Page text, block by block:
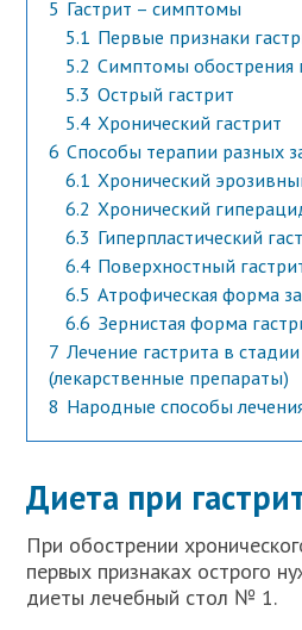
5 Гастрит – симптомы
5.1 Первые признаки
5.2 Симптомы обострения
5.3 Острый гастрит
5.4 Хронический гастрит
6 Способы терапии разных
6.1 Хронический
6.2 Хронический
6.3 Гиперпластический
6.4 Поверхностный
6.5 Атрофическая форма
6.6 Зернистая форма
7 Лечение гастрита в
(лекарственные препараты)
8 Народные способы
Диета при
При обострении
первых признаках острого
диеты лечебный стол № 1.